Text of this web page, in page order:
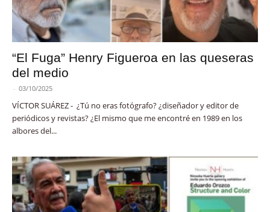
“El Fuga” Henry Figueroa en las queseras
del medio
- 03/10/2025
VÍCTOR SUÁREZ - ¿Tú no eras fotógrafo? ¿diseñador y editor de
periódicos y revistas? ¿El mismo que me encontré en 1989 en los
albores del...